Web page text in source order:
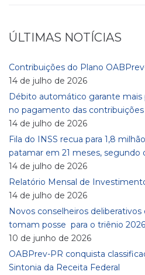
ÚLTIMAS NOTÍCIAS
Contribuições do Plano
14 de julho de 2026
Débito automático garante mais
no pagamento das
14 de julho de 2026
Fila do INSS recua para 1,8
patamar em 21 meses, segundo
14 de julho de 2026
Relatório Mensal de
14 de julho de 2026
Novos conselheiros
tomam posse para o triênio
10 de junho de 2026
OABPrev-PR conquista
Sintonia da Receita Federal